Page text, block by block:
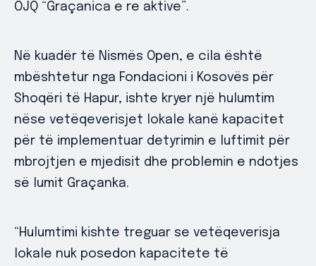
OJQ “Graçanica e re aktive”.
Në kuadër të Nismës Open, e cila është
mbështetur nga Fondacioni i Kosovës për
Shoqëri të Hapur, ishte kryer një hulumtim
nëse vetëqeverisjet lokale kanë kapacitet
për të implementuar detyrimin e luftimit për
mbrojtjen e mjedisit dhe problemin e ndotjes
së lumit Graçanka.
“Hulumtimi kishte treguar se vetëqeverisja
lokale nuk posedon kapacitete të